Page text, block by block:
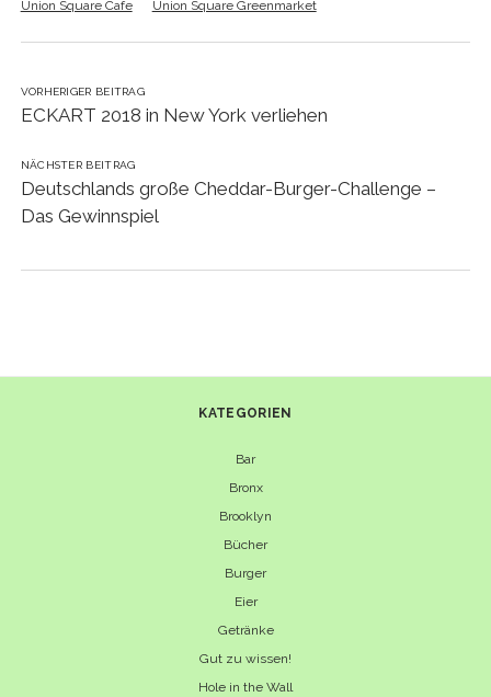
Union Square Cafe
Union Square Greenmarket
VORHERIGER BEITRAG
ECKART 2018 in New York verliehen
NÄCHSTER BEITRAG
Deutschlands große Cheddar-Burger-Challenge –
Das Gewinnspiel
KATEGORIEN
Bar
Bronx
Brooklyn
Bücher
Burger
Eier
Getränke
Gut zu wissen!
Hole in the Wall